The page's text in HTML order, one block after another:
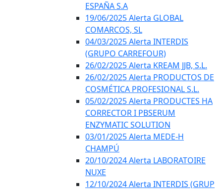
ESPAÑA S.A
19/06/2025 Alerta GLOBAL
COMARCOS, SL
04/03/2025 Alerta INTERDIS
(GRUPO CARREFOUR)
26/02/2025 Alerta KREAM JJB, S.L.
26/02/2025 Alerta PRODUCTOS DE
COSMÉTICA PROFESIONAL S.L.
05/02/2025 Alerta PRODUCTES HA
CORRECTOR I PBSERUM
ENZYMATIC SOLUTION
03/01/2025 Alerta MEDE-H
CHAMPÚ
20/10/2024 Alerta LABORATOIRE
NUXE
12/10/2024 Alerta INTERDIS (GRUP